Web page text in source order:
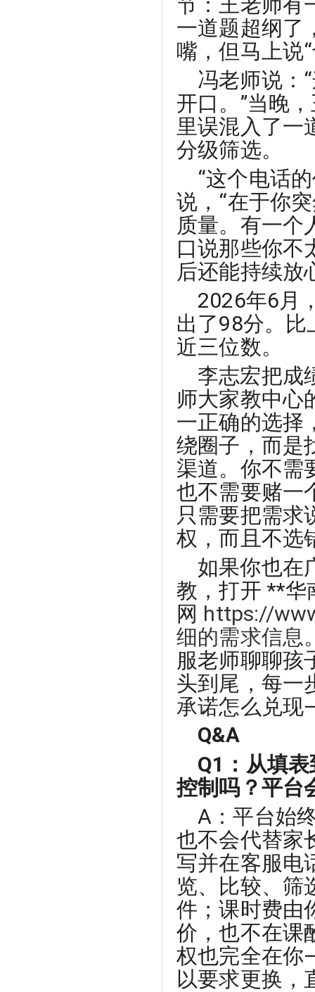
一道题超纲了
嘴，但马上说
冯老师说：
开口。”当晚
里误混入了一
分级筛选。
“这个电话
说，“在于你
质量。有一个
口说那些你不
后还能持续放
2026年6月
出了98分。
近三位数。
李志宏把成
师大家教中心
一正确的选择
绕圈子，而是
渠道。你不需
也不需要赌一
只需要把需求
权，而且不选
如果你也在
教，打开 **华
网 https://
细的需求信息
服老师聊聊孩
头到尾，每一
承诺怎么兑现
Q&A
Q1：从填
控制吗？平台
A：平台始
也不会代替家
写并在客服电
览、比较、筛
件；课时费由
价，也不在课
权也完全在你
以要求更换，